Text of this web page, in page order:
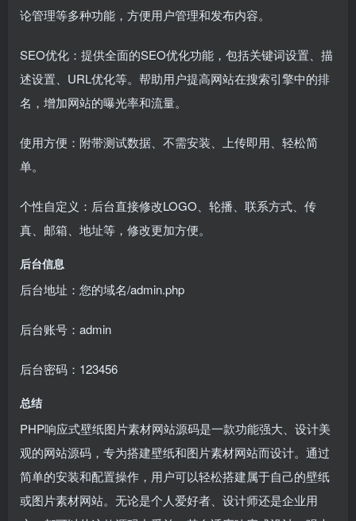
论管理等多种功能，方便用户管理和发布内容。
SEO优化：提供全面的SEO优化功能，包括关键词设置、描
述设置、URL优化等。帮助用户提高网站在搜索引擎中的排
名，增加网站的曝光率和流量。
使用方便：附带测试数据、不需安装、上传即用、轻松简
单。
个性自定义：后台直接修改LOGO、轮播、联系方式、传
真、邮箱、地址等，修改更加方便。
后台信息
后台地址：您的域名/admin.php
后台账号：admin
后台密码：123456
总结
PHP响应式壁纸图片素材网站源码是一款功能强大、设计美
观的网站源码，专为搭建壁纸和图片素材网站而设计。通过
简单的安装和配置操作，用户可以轻松搭建属于自己的壁纸
或图片素材网站。无论是个人爱好者、设计师还是企业用